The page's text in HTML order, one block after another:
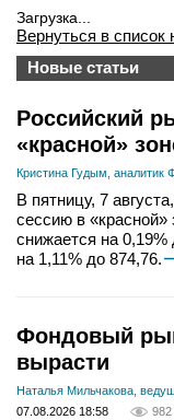
Загрузка...
Вернуться в список
Новые статьи
Российский
«красной»
Кристина Гудым, аналитик
В пятницу, 7
сессию в
снижается на
на 1,11% до 874,76.
Фондовый
вырасти
Наталья Мильчакова,
07.08.2026 18:58
982